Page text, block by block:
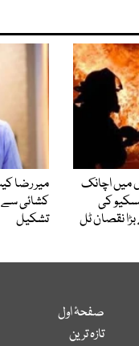
میں اچانک
کی
نقصان ٹل
میر رضا
کشائی سے
تشکیل
صفحۂ اول
تازہ ترین